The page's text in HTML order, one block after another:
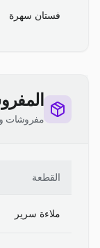
فستان سهرة
مفروشات
القطعة
ملاءة سرير